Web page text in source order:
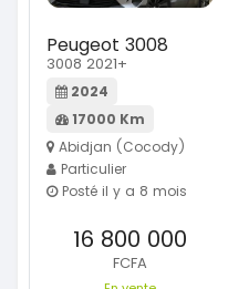
Peugeot 3008
3008 2021+
2024
17000 Km
Abidjan (Cocody)
Particulier
Posté il y a 8 mois
16 800 000
FCFA